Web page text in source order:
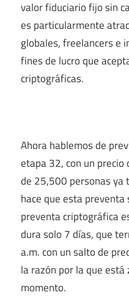
valor fiduciario fijo sin
es particularmente
globales, freelancers e
fines de lucro que
criptográficas.
Ahora hablemos de
etapa 32, con un
de 25,500 personas ya
hace que esta
preventa criptográfica
dura solo 7 días, que
a.m. con un salto de
la razón por la que
momento.